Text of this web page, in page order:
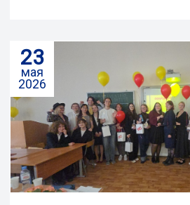
23
мая
2026